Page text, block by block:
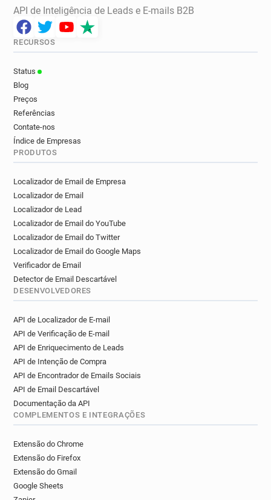
API de Inteligência de Leads e E-mails B2B
RECURSOS
Status
Blog
Preços
Referências
Contate-nos
Índice de Empresas
PRODUTOS
Localizador de Email de Empresa
Localizador de Email
Localizador de Lead
Localizador de Email do YouTube
Localizador de Email do Twitter
Localizador de Email do Google Maps
Verificador de Email
Detector de Email Descartável
DESENVOLVEDORES
API de Localizador de E-mail
API de Verificação de E-mail
API de Enriquecimento de Leads
API de Intenção de Compra
API de Encontrador de Emails Sociais
API de Email Descartável
Documentação da API
COMPLEMENTOS E INTEGRAÇÕES
Extensão do Chrome
Extensão do Firefox
Extensão do Gmail
Google Sheets